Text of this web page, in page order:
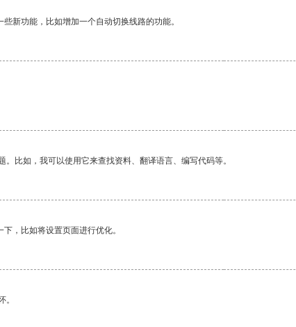
新功能，比如增加一个自动切换线路的功能。
比如，我可以使用它来查找资料、翻译语言、编写代码等。
，比如将设置页面进行优化。
。